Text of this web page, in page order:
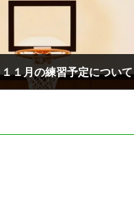
１月の練習予定について